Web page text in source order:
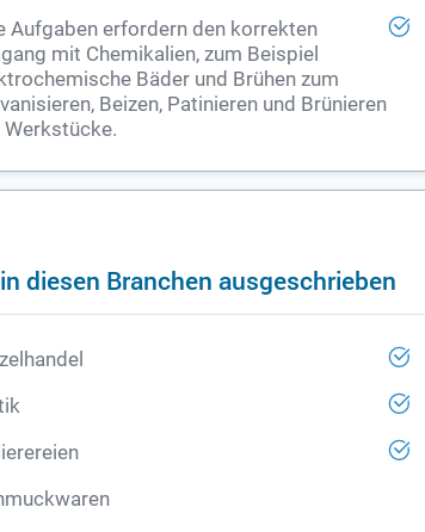
Aufgaben erfordern den korrekten
mit Chemikalien, zum Beispiel
Bäder und Brühen zum
Beizen, Patinieren und Brünieren
Werkstücke.
diesen Branchen ausgeschrieben